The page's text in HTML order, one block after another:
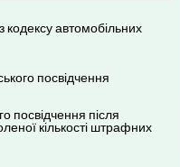
кодексу автомобільних
посвідчення
посвідчення після
кількості штрафних